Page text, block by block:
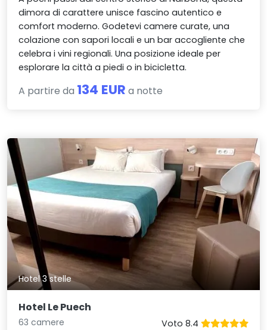
dimora di carattere unisce fascino autentico e
comfort moderno. Godetevi camere curate, una
colazione con sapori locali e un bar accogliente che
celebra i vini regionali. Una posizione ideale per
esplorare la città a piedi o in bicicletta.
A partire da 134 EUR a notte
Hotel 3 stelle
Hotel Le Puech
63 camere
Voto 8.4